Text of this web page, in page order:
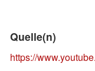
Quelle(n)
https://